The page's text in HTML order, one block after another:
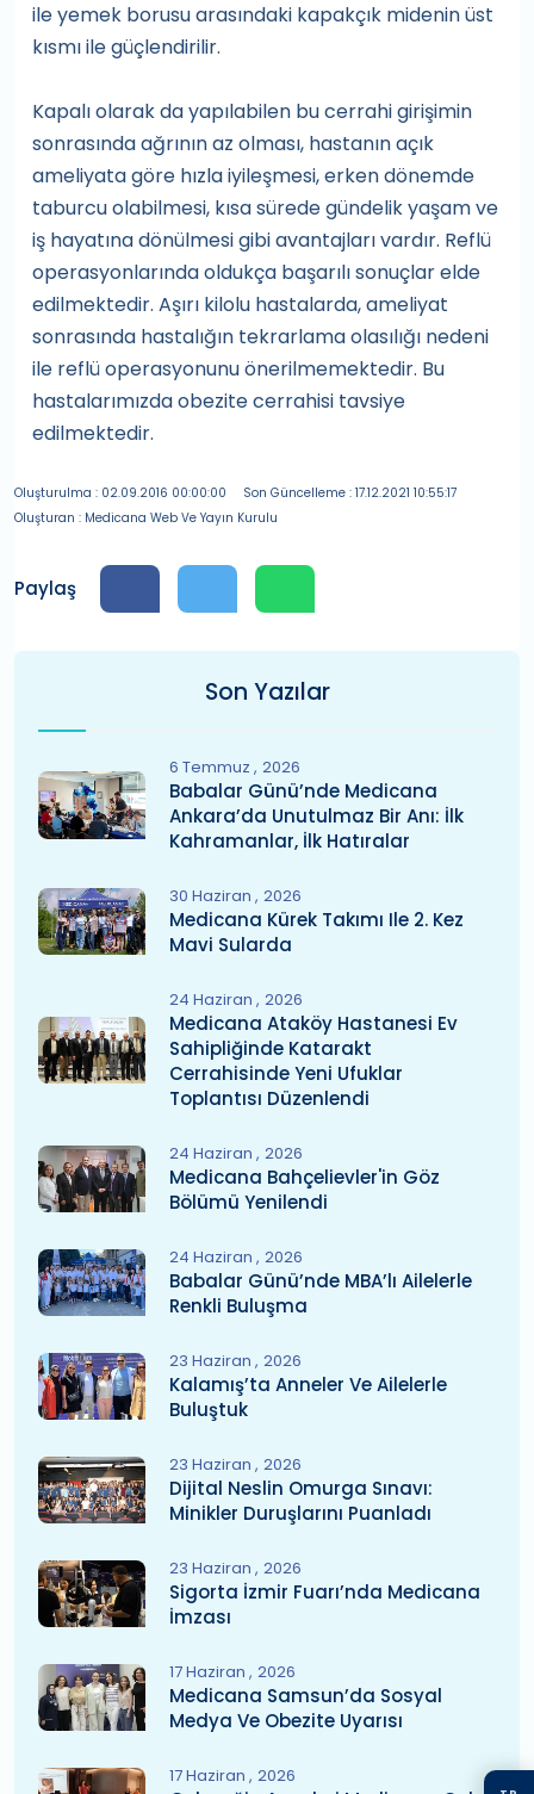
ile yemek borusu arasındaki kapakçık midenin üst
kısmı ile güçlendirilir.
Kapalı olarak da yapılabilen bu cerrahi girişimin
sonrasında ağrının az olması, hastanın açık
ameliyata göre hızla iyileşmesi, erken dönemde
taburcu olabilmesi, kısa sürede gündelik yaşam ve
iş hayatına dönülmesi gibi avantajları vardır. Reflü
operasyonlarında oldukça başarılı sonuçlar elde
edilmektedir. Aşırı kilolu hastalarda, ameliyat
sonrasında hastalığın tekrarlama olasılığı nedeni
ile reflü operasyonunu önerilmemektedir. Bu
hastalarımızda obezite cerrahisi tavsiye
edilmektedir.
Oluşturulma : 02.09.2016 00:00:00
Son Güncelleme : 17.12.2021 10:55:17
Oluşturan : Medicana Web Ve Yayın Kurulu
Paylaş
Son Yazılar
6 Temmuz 2026
Babalar Günü’nde Medicana
Ankara’da Unutulmaz Bir Anı: İlk
Kahramanlar, İlk Hatıralar
30 Haziran 2026
Medicana Kürek Takımı Ile 2. Kez
Mavi Sularda
24 Haziran 2026
Medicana Ataköy Hastanesi Ev
Sahipliğinde Katarakt
Cerrahisinde Yeni Ufuklar
Toplantısı Düzenlendi
24 Haziran 2026
Medicana Bahçelievler'in Göz
Bölümü Yenilendi
24 Haziran 2026
Babalar Günü’nde MBA’lı Ailelerle
Renkli Buluşma
23 Haziran 2026
Kalamış’ta Anneler Ve Ailelerle
Buluştuk
23 Haziran 2026
Dijital Neslin Omurga Sınavı:
Minikler Duruşlarını Puanladı
23 Haziran 2026
Sigorta İzmir Fuarı’nda Medicana
İmzası
17 Haziran 2026
Medicana Samsun’da Sosyal
Medya Ve Obezite Uyarısı
17 Haziran 2026